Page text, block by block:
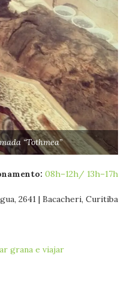
“Tothmea”
08h–12h/ 13h–17h
2641 | Bacacheri, Curitiba
grana e viajar